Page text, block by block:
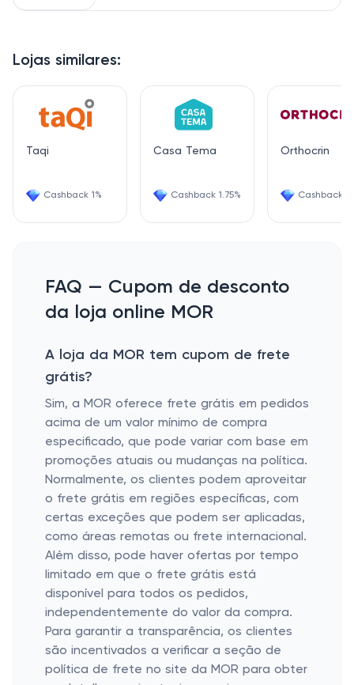
Lojas similares:
Taqi
Cashback 1%
Casa Tema
Cashback 1.75%
Orthocrin
Cashback
FAQ — Cupom de desconto
da loja online MOR
A loja da MOR tem cupom de frete
grátis?
Sim, a MOR oferece frete grátis em pedidos
acima de um valor mínimo de compra
especificado, que pode variar com base em
promoções atuais ou mudanças na política.
Normalmente, os clientes podem aproveitar
o frete grátis em regiões específicas, com
certas exceções que podem ser aplicadas,
como áreas remotas ou frete internacional.
Além disso, pode haver ofertas por tempo
limitado em que o frete grátis está
disponível para todos os pedidos,
independentemente do valor da compra.
Para garantir a transparência, os clientes
são incentivados a verificar a seção de
política de frete no site da MOR para obter